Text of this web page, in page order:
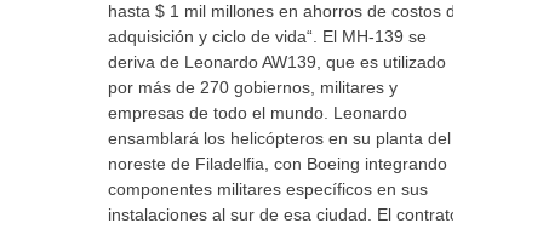
hasta $ 1 mil millones en ahorros de costos de
adquisición y ciclo de vida“. El MH-139 se
deriva de Leonardo AW139, que es utilizado
por más de 270 gobiernos, militares y
empresas de todo el mundo. Leonardo
ensamblará los helicópteros en su planta del
noreste de Filadelfia, con Boeing integrando
componentes militares específicos en sus
instalaciones al sur de esa ciudad. El contrato